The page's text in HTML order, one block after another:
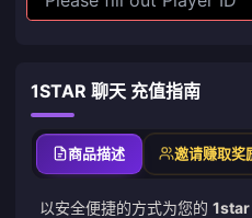
1STAR 聊天 充值指南
商品描述 邀请赚取奖
以安全便捷的方式为您的